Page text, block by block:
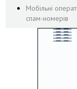
Мобільні
спам-номерів